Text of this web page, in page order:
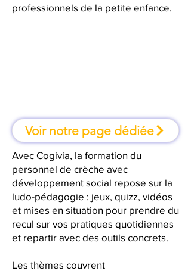
professionnels de la petite enfance.
Voir notre page dédiée
Avec Cogivia, la formation du
personnel de crèche avec
développement social repose sur la
ludo-pédagogie : jeux, quizz, vidéos
et mises en situation pour prendre du
recul sur vos pratiques quotidiennes
et repartir avec des outils concrets.
Les thèmes couvrent